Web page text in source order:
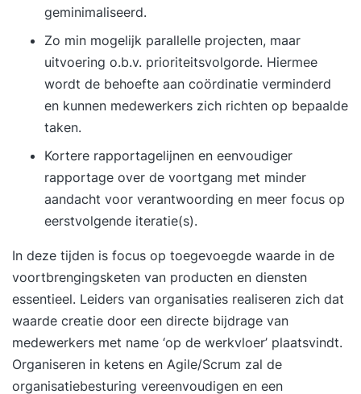
geminimaliseerd.
Zo min mogelijk parallelle projecten, maar
uitvoering o.b.v. prioriteitsvolgorde. Hiermee
wordt de behoefte aan coördinatie verminderd
en kunnen medewerkers zich richten op bepaalde
taken.
Kortere rapportagelijnen en eenvoudiger
rapportage over de voortgang met minder
aandacht voor verantwoording en meer focus op
eerstvolgende iteratie(s).
In deze tijden is focus op toegevoegde waarde in de
voortbrengingsketen van producten en diensten
essentieel. Leiders van organisaties realiseren zich dat
waarde creatie door een directe bijdrage van
medewerkers met name ‘op de werkvloer’ plaatsvindt.
Organiseren in ketens en Agile/Scrum zal de
organisatiebesturing vereenvoudigen en een